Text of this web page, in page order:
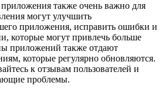
также очень важно для
могут улучшить
приложения, исправить ошибки и
которые могут привлечь больше
приложений также отдают
которые регулярно обновляются.
к отзывам пользователей и
проблемы.